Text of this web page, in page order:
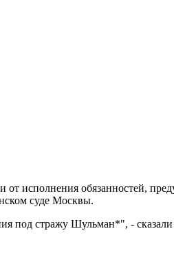
от исполнения обязанностей,
суде Москвы.
под стражу Шульман*", - сказали